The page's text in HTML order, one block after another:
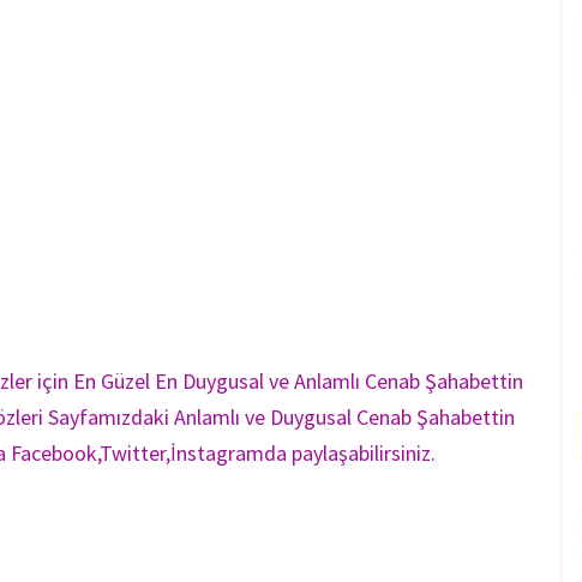
için En Güzel En Duygusal ve Anlamlı Cenab Şahabettin
Sayfamızdaki Anlamlı ve Duygusal Cenab Şahabettin
Facebook,Twitter,İnstagramda paylaşabilirsiniz.